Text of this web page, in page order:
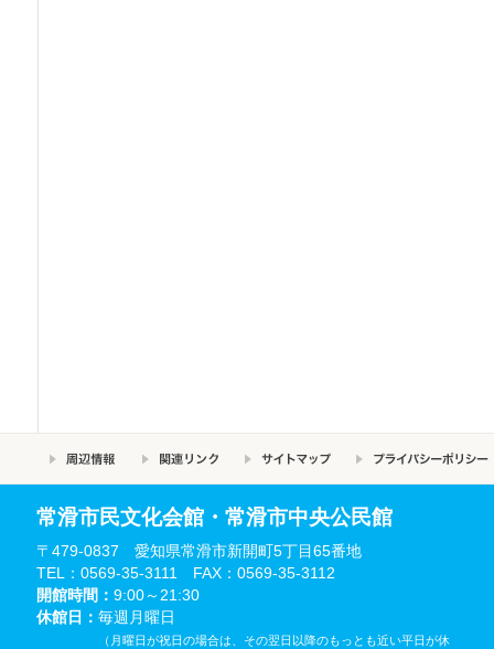
常滑市民文化会館・常滑市中央公民館
〒479-0837 愛知県常滑市新開町5丁目65番地
TEL：0569-35-3111 FAX：0569-35-3112
開館時間： 9:00～21:30
休館日： 毎週月曜日
（月曜日が祝日の場合は、その翌日以降のもっとも近い平日が休